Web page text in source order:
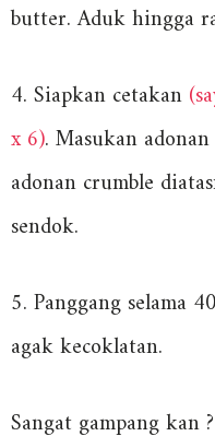
butter. Aduk hingga
4. Siapkan cetakan
x 6). Masukan
adonan crumble
sendok.
5. Panggang selama
agak kecoklatan.
Sangat gampang